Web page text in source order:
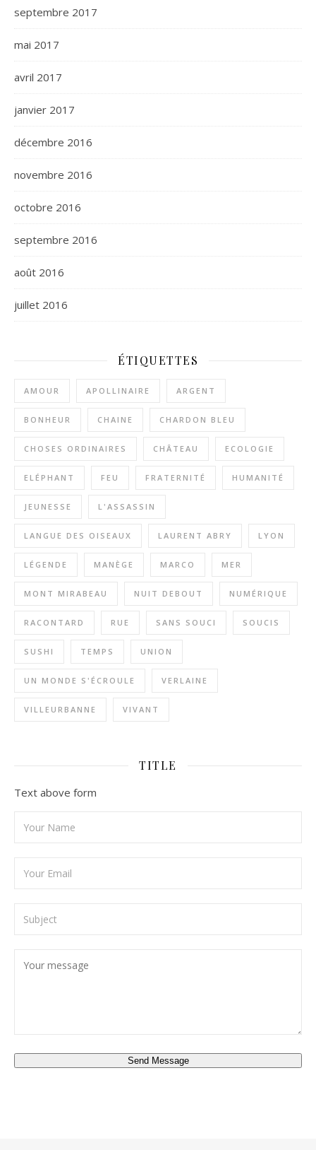
septembre 2017
mai 2017
avril 2017
janvier 2017
décembre 2016
novembre 2016
octobre 2016
septembre 2016
août 2016
juillet 2016
ÉTIQUETTES
AMOUR APOLLINAIRE ARGENT
BONHEUR CHAINE CHARDON BLEU
CHOSES ORDINAIRES CHÂTEAU ECOLOGIE
ELÉPHANT FEU FRATERNITÉ HUMANITÉ
JEUNESSE L'ASSASSIN
LANGUE DES OISEAUX LAURENT ABRY LYON
LÉGENDE MANÈGE MARCO MER
MONT MIRABEAU NUIT DEBOUT NUMÉRIQUE
RACONTARD RUE SANS SOUCI SOUCIS
SUSHI TEMPS UNION
UN MONDE S'ÉCROULE VERLAINE
VILLEURBANNE VIVANT
TITLE
Text above form
Send Message